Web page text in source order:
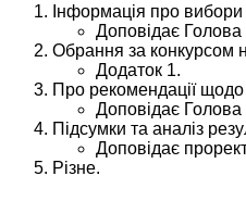
Інформація про
Доповідає
Обрання за конкурсом
Додаток 1.
Про рекомендації
Доповідає
Підсумки та аналіз
Доповідає
Різне.